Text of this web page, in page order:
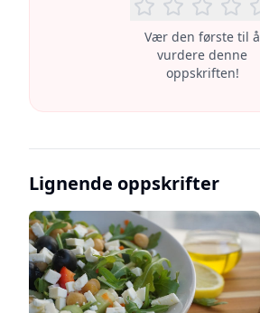
Vær den første til å
vurdere denne
oppskriften!
Lignende oppskrifter